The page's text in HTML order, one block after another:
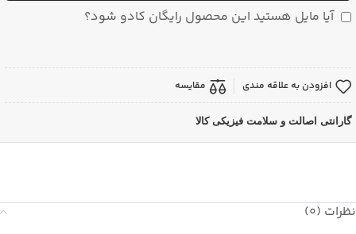
آیا مایل هستید این محصول رایگان کادو شود؟
افزودن به علاقه مندی مقایسه
گارانتی اصالت و سلامت فیزیکی کالا
نظرات (0)